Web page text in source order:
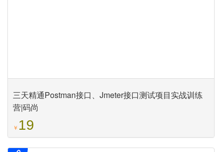
三天精通Postman接口、Jmeter接口测试项目实战训练
营|码尚
￥ 19